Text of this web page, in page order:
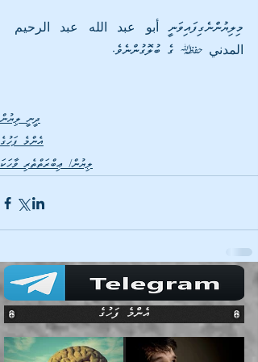
المدني | ގެ ބުލޮގުންނެވެ.
ދީނީ ލިޔުން
އެންމެ ފަހުގެ
ލިޔުން/ ޢިބްރަތްތެރި ވާހަކަ
އެންމެ ފަހުގެ